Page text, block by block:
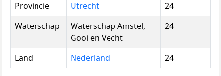
Provincie
Utrecht
24
Waterschap
Waterschap Amstel,
Gooi en Vecht
24
Land Nederland 24